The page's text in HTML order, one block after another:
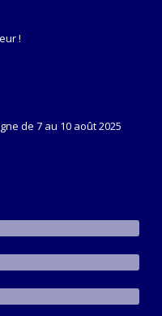
!
de 7 au 10 août 2025